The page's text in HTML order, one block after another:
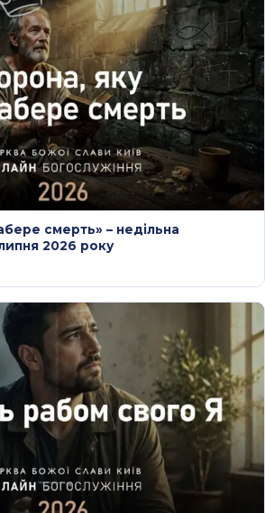
смерть» – недільна
2026 року